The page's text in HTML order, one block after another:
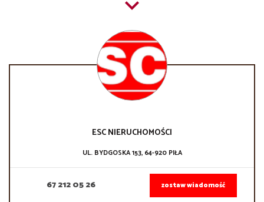
ESC NIERUCHOMOŚCI
UL. BYDGOSKA 153, 64-920 PIŁA
67 212 05 26 zostaw wiadomość